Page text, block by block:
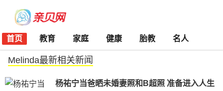
首页 教育 家庭 健康 胎教 名人
Melinda最新相关新闻
杨祐宁当爸晒未婚妻照和B超照 准备进入人生